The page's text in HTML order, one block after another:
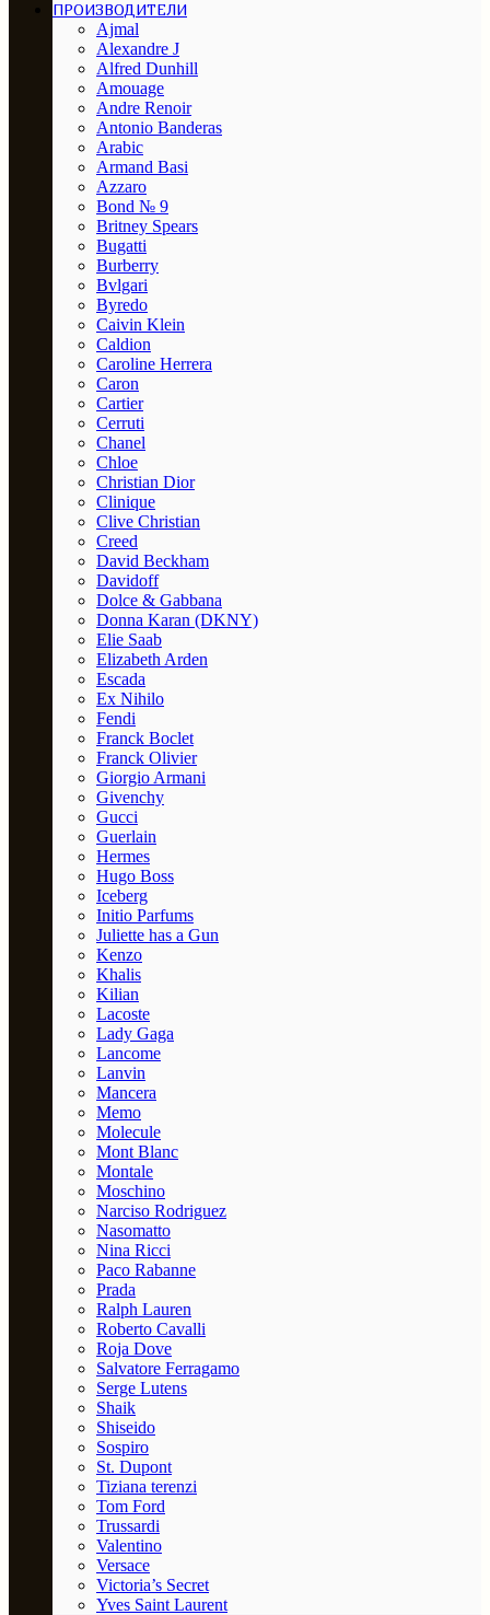
ПРОИЗВОДИТЕЛИ
Ajmal
Alexandre J
Alfred Dunhill
Amouage
Andre Renoir
Antonio Banderas
Arabic
Armand Basi
Azzaro
Bond № 9
Britney Spears
Bugatti
Burberry
Bvlgari
Byredo
Caivin Klein
Caldion
Caroline Herrera
Caron
Cartier
Cerruti
Chanel
Chloe
Christian Dior
Clinique
Clive Christian
Creed
David Beckham
Davidoff
Dolce & Gabbana
Donna Karan (DKNY)
Elie Saab
Elizabeth Arden
Escada
Ex Nihilo
Fendi
Franck Boclet
Franck Olivier
Giorgio Armani
Givenchy
Gucci
Guerlain
Hermes
Hugo Boss
Iceberg
Initio Parfums
Juliette has a Gun
Kenzo
Khalis
Kilian
Lacoste
Lady Gaga
Lancome
Lanvin
Mancera
Memo
Molecule
Mont Blanc
Montale
Moschino
Narciso Rodriguez
Nasomatto
Nina Ricci
Paco Rabanne
Prada
Ralph Lauren
Roberto Cavalli
Roja Dove
Salvatore Ferragamo
Serge Lutens
Shaik
Shiseido
Sospiro
St. Dupont
Tiziana terenzi
Tom Ford
Trussardi
Valentino
Versace
Victoria’s Secret
Yves Saint Laurent